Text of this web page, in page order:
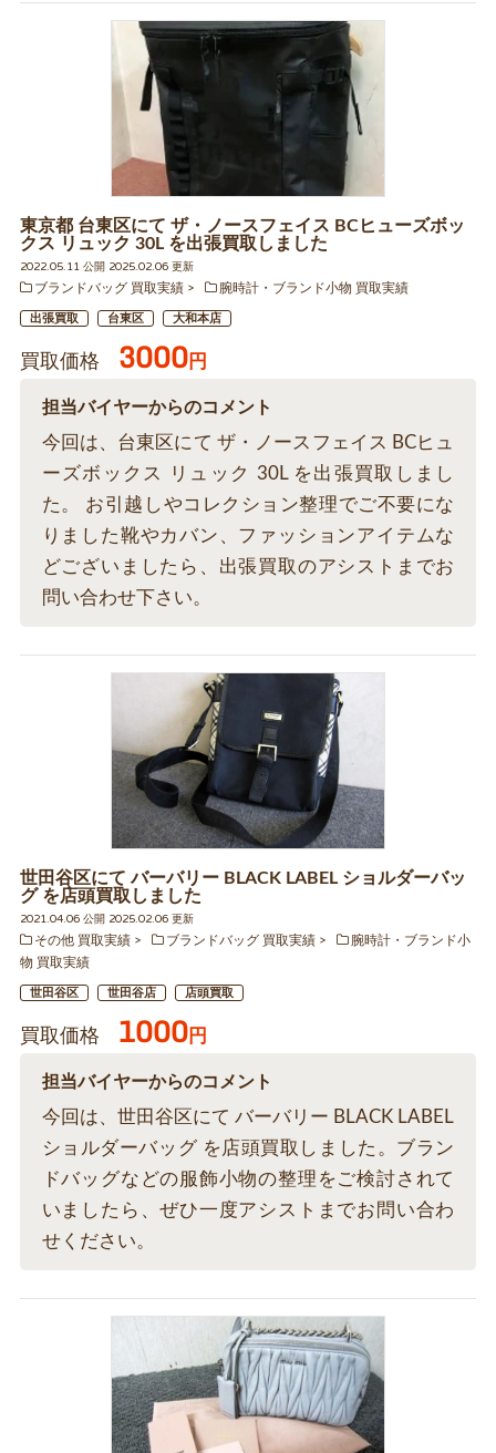
東京都 台東区にて ザ・ノースフェイス BCヒューズボッ
クス リュック 30L を出張買取しました
2022.05.11 公開 2025.02.06 更新
ブランドバッグ 買取実績
腕時計・ブランド小物 買取実績
出張買取 台東区 大和本店
買取価格 3000円
担当バイヤーからのコメント
今回は、台東区にて ザ・ノースフェイス BCヒュ
ーズボックス リュック 30L を出張買取しまし
た。 お引越しやコレクション整理でご不要にな
りました靴やカバン、ファッションアイテムな
どございましたら、出張買取のアシストまでお
問い合わせ下さい。
世田谷区にて バーバリー BLACK LABEL ショルダーバッ
グ を店頭買取しました
2021.04.06 公開 2025.02.06 更新
その他 買取実績
ブランドバッグ 買取実績
腕時計・ブランド小
物 買取実績
世田谷区 世田谷店 店頭買取
買取価格 1000円
担当バイヤーからのコメント
今回は、世田谷区にて バーバリー BLACK LABEL
ショルダーバッグ を店頭買取しました。ブラン
ドバッグなどの服飾小物の整理をご検討されて
いましたら、ぜひ一度アシストまでお問い合わ
せください。